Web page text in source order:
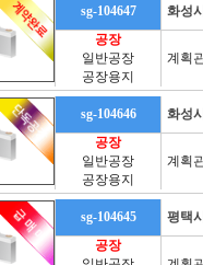
sg-104647 화성
공장
일반공장
공장용지
계획
sg-104646 화성
공장
일반공장
공장용지
계획
sg-104645 평택
공장